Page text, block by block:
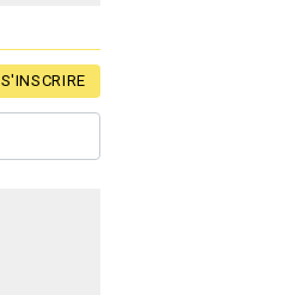
S'INSCRIRE